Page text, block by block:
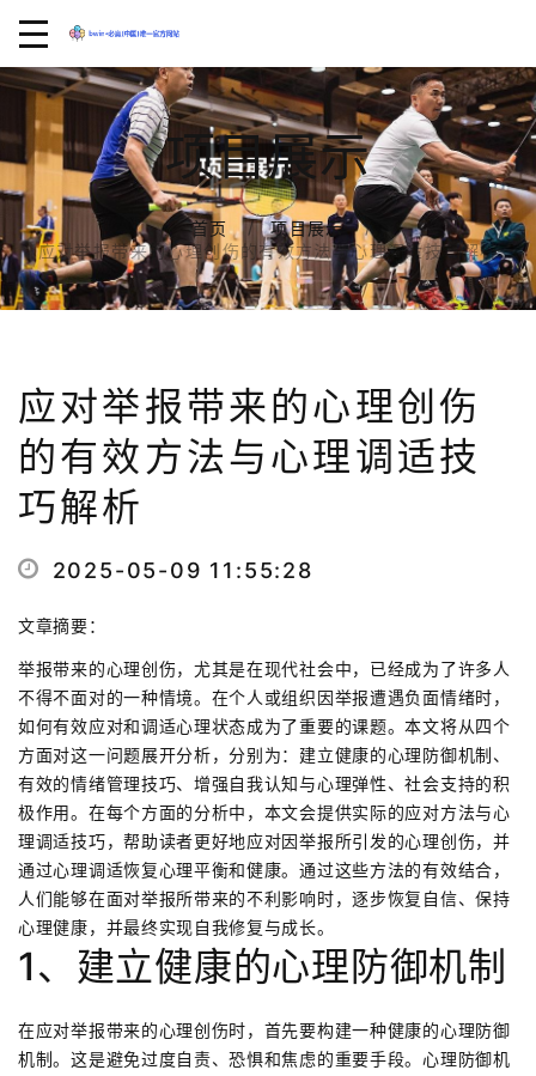
项目展示
首页
项目展示
应对举报带来的心理创伤的有效方法与心理调适技巧解析
应对举报带来的心理创伤
的有效方法与心理调适技
巧解析
2025-05-09 11:55:28
文章摘要：
举报带来的心理创伤，尤其是在现代社会中，已经成为了许多人
不得不面对的一种情境。在个人或组织因举报遭遇负面情绪时，
如何有效应对和调适心理状态成为了重要的课题。本文将从四个
方面对这一问题展开分析，分别为：建立健康的心理防御机制、
有效的情绪管理技巧、增强自我认知与心理弹性、社会支持的积
极作用。在每个方面的分析中，本文会提供实际的应对方法与心
理调适技巧，帮助读者更好地应对因举报所引发的心理创伤，并
通过心理调适恢复心理平衡和健康。通过这些方法的有效结合，
人们能够在面对举报所带来的不利影响时，逐步恢复自信、保持
心理健康，并最终实现自我修复与成长。
1、建立健康的心理防御机制
在应对举报带来的心理创伤时，首先要构建一种健康的心理防御
机制。这是避免过度自责、恐惧和焦虑的重要手段。心理防御机